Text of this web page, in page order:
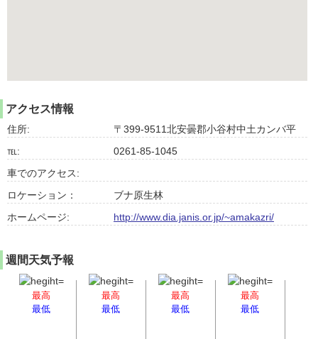
アクセス情報
住所:
〒399-9511北安曇郡小谷村中土カンバ平
℡:
0261-85-1045
車でのアクセス:
ロケーション：
ブナ原生林
ホームページ:
http://www.dia.janis.or.jp/~amakazri/
週間天気予報
最高
最低
最高
最低
最高
最低
最高
最低